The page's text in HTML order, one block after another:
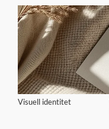
Visuell identitet